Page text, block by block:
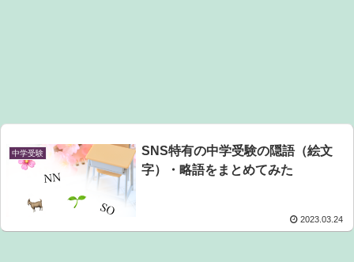
中学受験
SNS特有の中学受験の隠語（絵文
字）・略語をまとめてみた
2023.03.24